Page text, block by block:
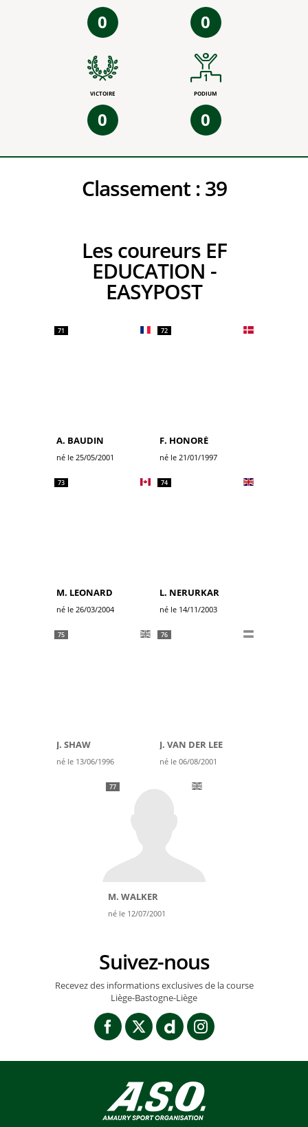
0 0
VICTOIRE
0
PODIUM
0
Classement :39
Les coureurs EF
EDUCATION -
EASYPOST
71
A. BAUDIN
né le 25/05/2001
72
F. HONORÉ
né le 21/01/1997
73
M. LEONARD
né le 26/03/2004
74
L. NERURKAR
né le 14/11/2003
75
J. SHAW
né le 13/06/1996
76
J. VAN DER LEE
né le 06/08/2001
77
M. WALKER
né le 12/07/2001
Suivez-nous
Recevez des informations exclusives de la course
Liège-Bastogne-Liège